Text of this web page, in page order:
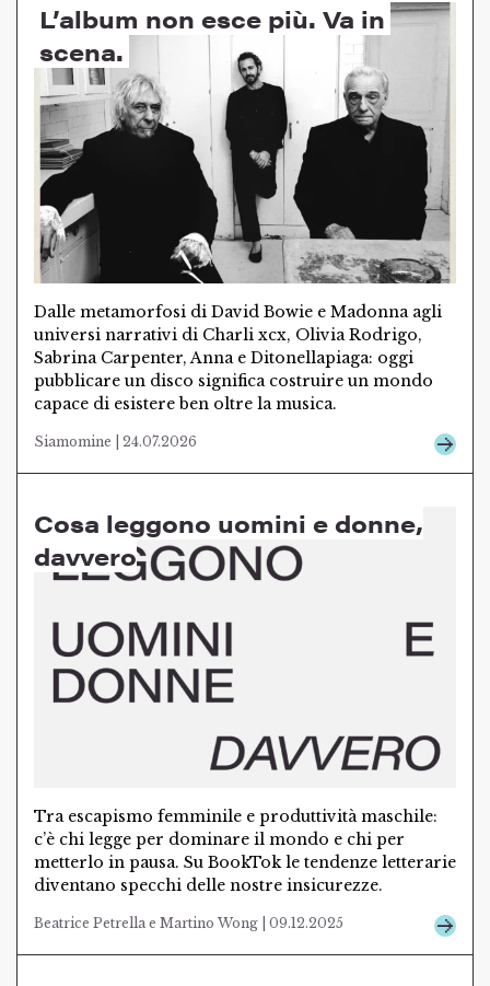
L’album non esce più. Va in
scena.
Dalle metamorfosi di David Bowie e Madonna agli
universi narrativi di Charli xcx, Olivia Rodrigo,
Sabrina Carpenter, Anna e Ditonellapiaga: oggi
pubblicare un disco significa costruire un mondo
capace di esistere ben oltre la musica.
Siamomine | 24.07.2026
Cosa leggono uomini e donne,
davvero
Tra escapismo femminile e produttività maschile:
c’è chi legge per dominare il mondo e chi per
metterlo in pausa. Su BookTok le tendenze letterarie
diventano specchi delle nostre insicurezze.
Beatrice Petrella e Martino Wong | 09.12.2025